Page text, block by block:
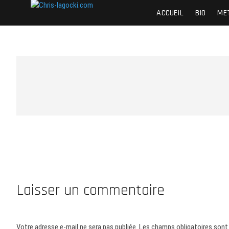
content
Chris-lagocki.com
CES PAGES POUR PRÉSENTER QUELQUES-
ACCUEIL BIO
Laisser un commentaire
Votre adresse e-mail ne sera pas publiée. Les champs obligatoires sont